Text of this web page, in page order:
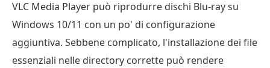
VLC Media Player può riprodurre dischi Blu-ray su
Windows 10/11 con un po' di configurazione
aggiuntiva. Sebbene complicato, l'installazione dei file
essenziali nelle directory corrette può rendere